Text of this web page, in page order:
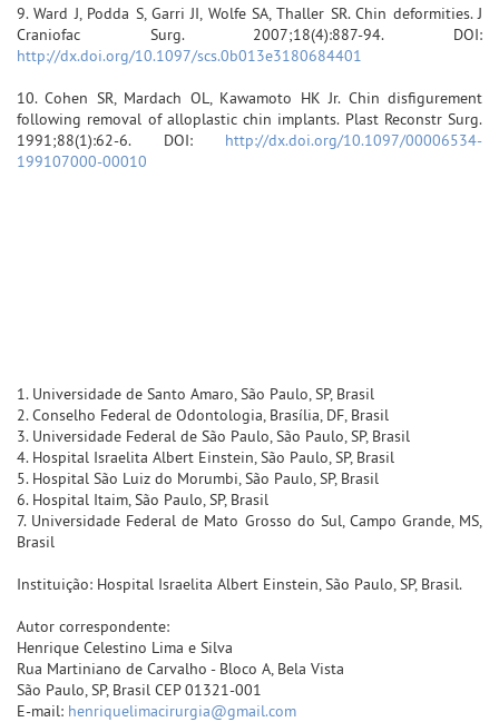
9. Ward J, Podda S, Garri JI, Wolfe SA, Thaller SR. Chin deformities. J
Craniofac Surg. 2007;18(4):887-94. DOI:
http://dx.doi.org/10.1097/scs.0b013e3180684401
10. Cohen SR, Mardach OL, Kawamoto HK Jr. Chin disfigurement
following removal of alloplastic chin implants. Plast Reconstr Surg.
1991;88(1):62-6. DOI: http://dx.doi.org/10.1097/00006534-
199107000-00010
1. Universidade de Santo Amaro, São Paulo, SP, Brasil
2. Conselho Federal de Odontologia, Brasília, DF, Brasil
3. Universidade Federal de São Paulo, São Paulo, SP, Brasil
4. Hospital Israelita Albert Einstein, São Paulo, SP, Brasil
5. Hospital São Luiz do Morumbi, São Paulo, SP, Brasil
6. Hospital Itaim, São Paulo, SP, Brasil
7. Universidade Federal de Mato Grosso do Sul, Campo Grande, MS,
Brasil
Instituição: Hospital Israelita Albert Einstein, São Paulo, SP, Brasil.
Autor correspondente:
Henrique Celestino Lima e Silva
Rua Martiniano de Carvalho - Bloco A, Bela Vista
São Paulo, SP, Brasil CEP 01321-001
E-mail: henriquelimacirurgia@gmail.com